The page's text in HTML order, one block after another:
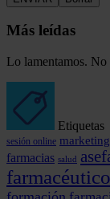
Más leídas
Lo lamentamos. No
Etiquetas
sesión online marketing
farmacias salud